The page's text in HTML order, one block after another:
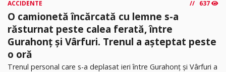
ACCIDENTE 637
O camionetă încărcată cu lemne s-a
răsturnat peste calea ferată, între
Gurahonț și Vârfuri. Trenul a așteptat peste
o oră
Trenul personal care s-a deplasat ieri între Gurahonț și Vârfuri a